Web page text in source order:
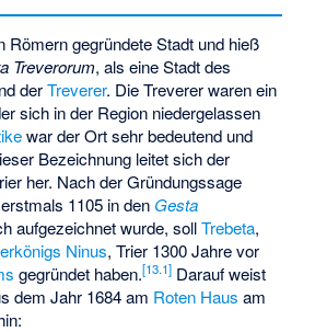
Römern gegründete Stadt und hieß
Treverorum, als eine Stadt des
derTreverer. Die Treverer waren ein
sich in der Region niedergelassen
war der Ort sehr bedeutend und
Bezeichnung leitet sich der
her. Nach der Gründungssage
1105 in den Gesta
aufgezeichnet wurde, sollTrebeta,
Ninus, Trier 1300 Jahre vor
gegründet haben.[13.1] Darauf weist
dem Jahr 1684 am Roten Haus am